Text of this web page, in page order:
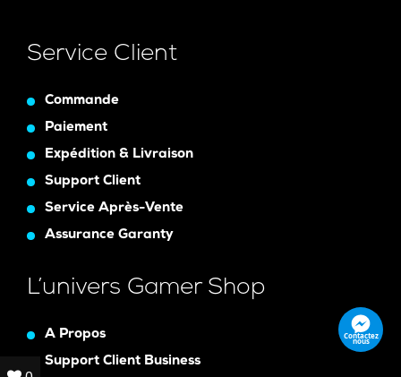
Service Client
Commande
Paiement
Expédition & Livraison
Support Client
Service Après-Vente
Assurance Garanty
L’univers Gamer Shop
A Propos
Support Client Business
Contactez
nous